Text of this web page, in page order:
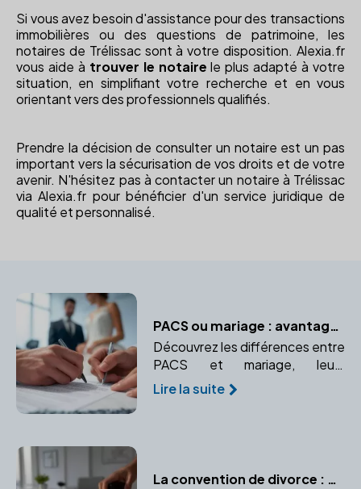
Si vous avez besoin d'assistance pour des transactions
immobilières ou des questions de patrimoine, les
notaires de Trélissac sont à votre disposition. Alexia.fr
vous aide à trouver le notaire le plus adapté à votre
situation, en simplifiant votre recherche et en vous
orientant vers des professionnels qualifiés.
Prendre la décision de consulter un notaire est un pas
important vers la sécurisation de vos droits et de votre
avenir. N'hésitez pas à contacter un notaire à Trélissac
via Alexia.fr pour bénéficier d'un service juridique de
qualité et personnalisé.
PACS ou mariage : avantages et inconvénients
Découvrez les différences entre
PACS et mariage, leurs
avantages et inconvénients, et
pourquoi consulter un notaire
Lire la suite
La convention de divorce : Contenu et validation